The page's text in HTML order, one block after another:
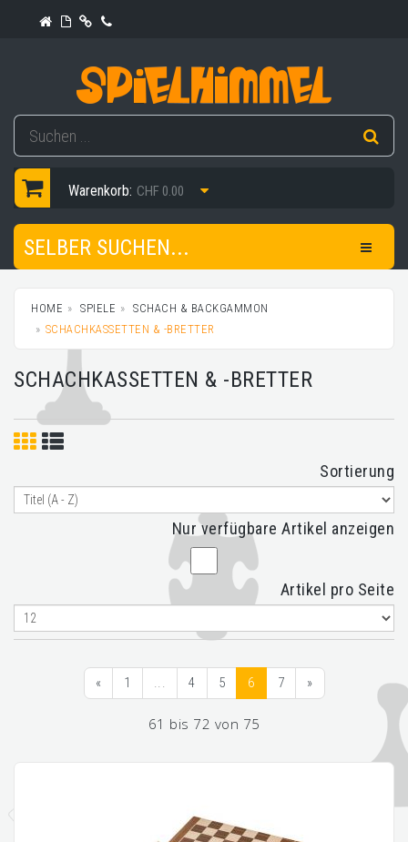
Warenkorb: CHF 0.00
SELBER SUCHEN...
HOME SPIELE
SCHACH & BACKGAMMON
SCHACHKASSETTEN & -BRETTER
SCHACHKASSETTEN & -BRETTER
Sortierung
Nur verfügbare Artikel anzeigen
Artikel pro Seite
« 1 ... 4 5 6 7 »
61 bis 72 von 75